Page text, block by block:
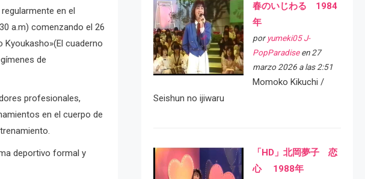
en el
a.m) comenzando el 26
Kyoukasho»(El cuaderno
de
profesionales,
en el cuerpo de
deportivo formal y
春のいじわる 1984
年
por yumeki05 J-
PopParadiseen 27
marzo 2026 a las 2:51
Momoko Kikuchi /
Seishun no ijiwaru
「HD」北岡夢子 恋
心 1988年